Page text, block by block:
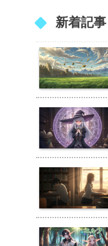
新着記事